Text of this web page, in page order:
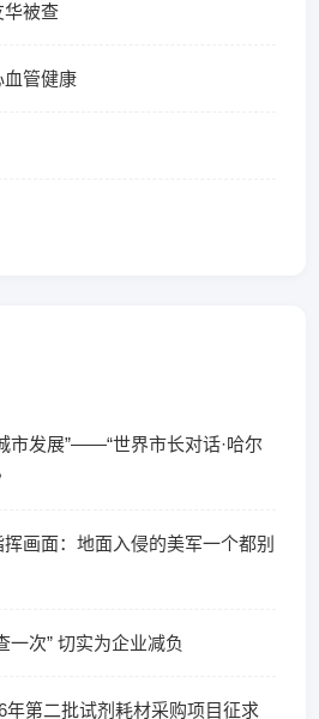
华被查
血管健康
市发展”——“世界市长对话·哈尔
画面：地面入侵的美军一个都别
一次” 切实为企业减负
年第二批试剂耗材采购项目征求